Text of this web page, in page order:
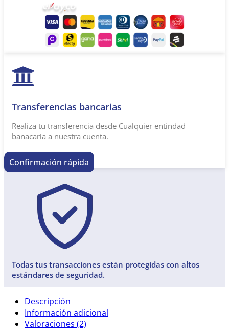
Transferencias bancarias​
Realiza tu transferencia desde Cualquier entindad
banacaria a nuestra cuenta.
Confirmación rápida
Todas tus transacciones están protegidas con altos
estándares de seguridad.
Descripción
Información adicional
Valoraciones (2)